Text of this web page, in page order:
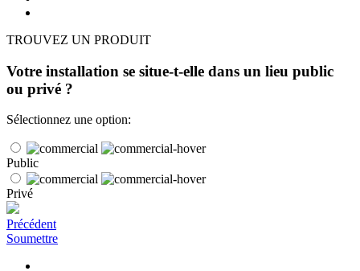
TROUVEZ UN PRODUIT
Votre installation se situe-t-elle dans un lieu public
ou privé ?
Sélectionnez une option:
Public
Privé
Précédent
Soumettre